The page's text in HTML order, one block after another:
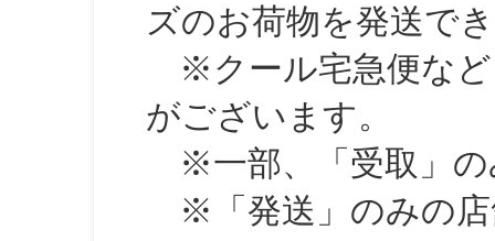
ズのお荷物を発送で
※クール宅急便など
がございます。
※一部、「受取」の
※「発送」のみの店